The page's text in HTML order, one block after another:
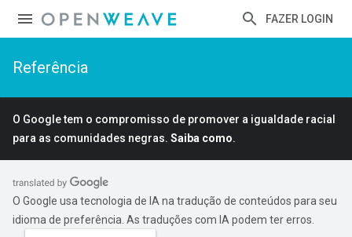
FAZER LOGIN
Referência
O Google tem o compromisso de promover a igualdade racial
para as comunidades negras. Saiba como.
O Google usa tecnologia de IA na tradução de conteúdos para seu
idioma de preferência. As traduções com IA podem ter erros.